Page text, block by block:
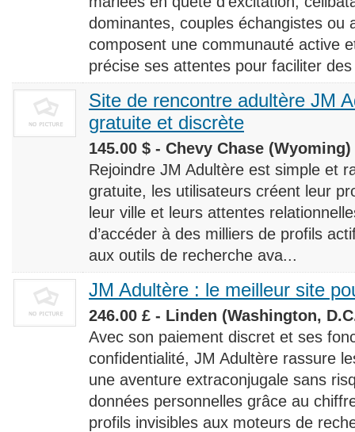
dominantes, couples échangistes ou
composent une communauté active
précise ses attentes pour faciliter
Site de rencontre adultère JM
gratuite et discrète
145.00 $ - Chevy Chase (Wyoming)
Rejoindre JM Adultère est simple et
gratuite, les utilisateurs créent leur
leur ville et leurs attentes
d’accéder à des milliers de profils
aux outils de recherche ava...
JM Adultère : le meilleur site
246.00 £ - Linden (Washington,
Avec son paiement discret et ses
confidentialité, JM Adultère rassure
une aventure extraconjugale sans
données personnelles grâce au
profils invisibles aux moteurs de